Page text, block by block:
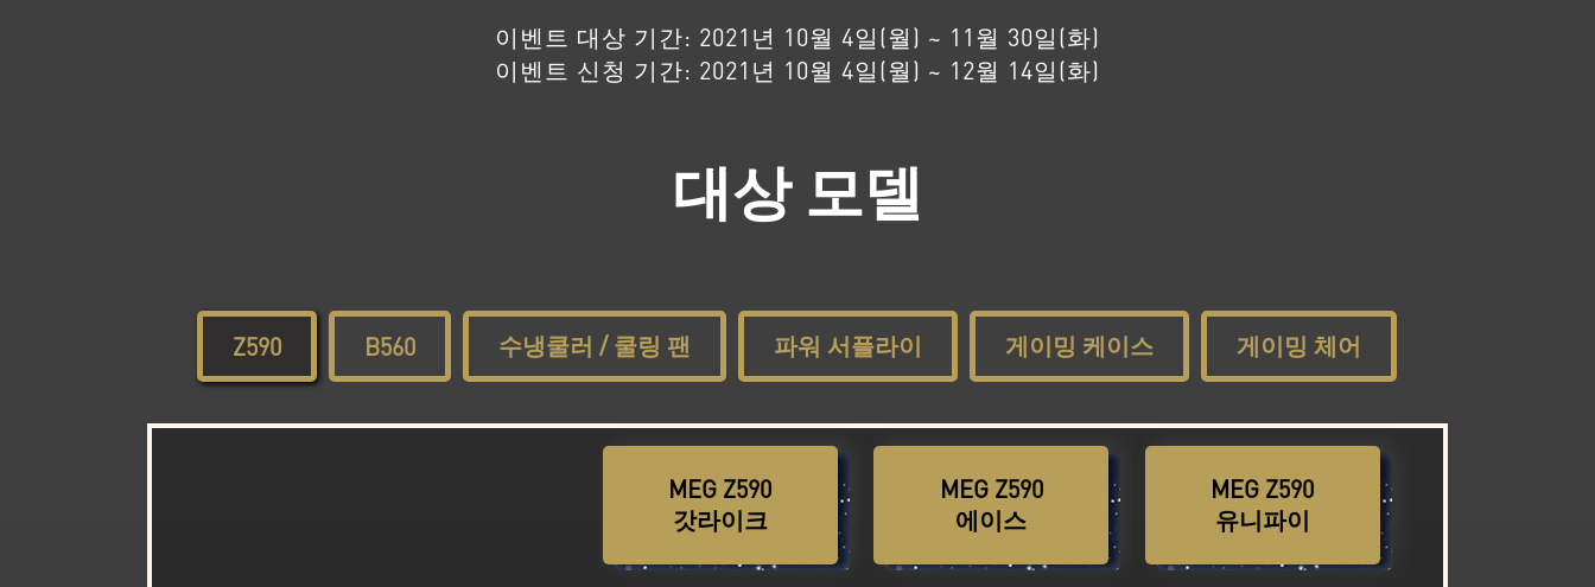
이벤트 대상 기간: 2021년 10월 4일(월) ~ 11월 30일(화)
이벤트 신청 기간: 2021년 10월 4일(월) ~ 12월 14일(화)
대상 모델
Z590 B560 수냉쿨러 / 쿨링 팬 파워 서플라이 게이밍 케이스 게이밍 체어
MEG Z590
갓라이크
바로 구매하기
MEG Z590
에이스
바로 구매하기
MEG Z590
유니파이
바로 구매하기
MPG 코어리퀴드
K360
바로 구매하기
MPG 코어리퀴드
K240
바로 구매하기
MAG 코어리퀴드
360R
바로 구매하기